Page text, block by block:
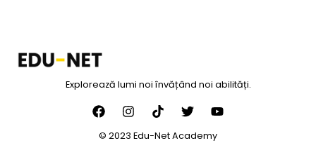
Explorează lumi noi învățând noi abilități.
© 2023 Edu-Net Academy